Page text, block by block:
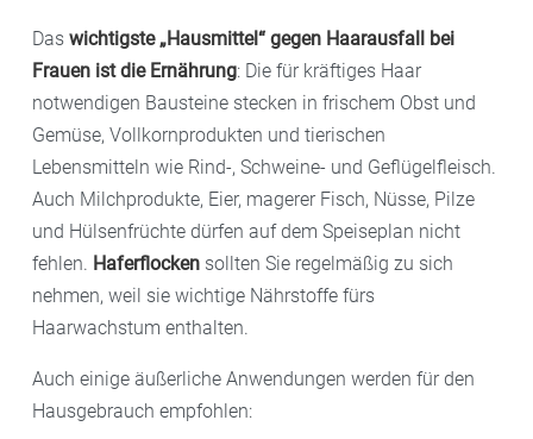
Das wichtigste „Hausmittel“ gegen Haarausfall bei
Frauen ist die Ernährung: Die für kräftiges Haar
notwendigen Bausteine stecken in frischem Obst und
Gemüse, Vollkornprodukten und tierischen
Lebensmitteln wie Rind-, Schweine- und Geflügelfleisch.
Auch Milchprodukte, Eier, magerer Fisch, Nüsse, Pilze
und Hülsenfrüchte dürfen auf dem Speiseplan nicht
fehlen. Haferflocken sollten Sie regelmäßig zu sich
nehmen, weil sie wichtige Nährstoffe fürs
Haarwachstum enthalten.
Auch einige äußerliche Anwendungen werden für den
Hausgebrauch empfohlen: